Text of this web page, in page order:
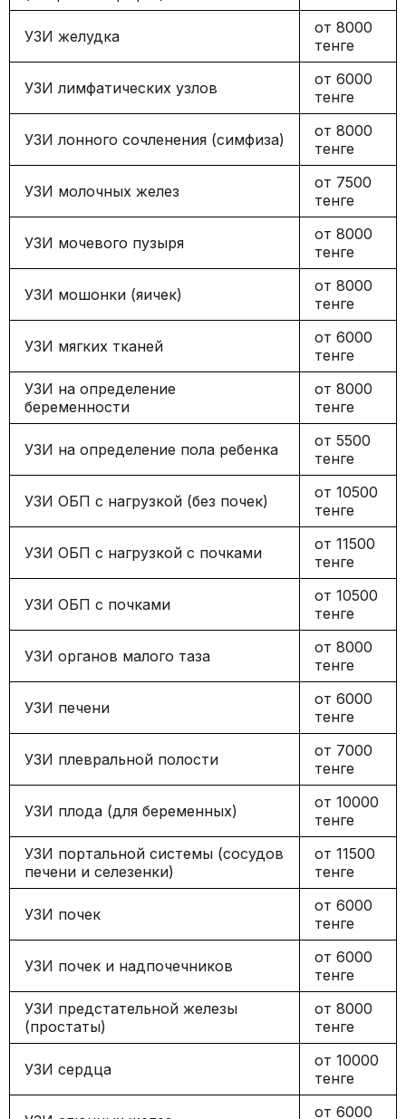
УЗИ желудка
от 8000
тенге
УЗИ лимфатических узлов
от 6000
тенге
УЗИ лонного сочленения (симфиза)
от 8000
тенге
УЗИ молочных желез
от 7500
тенге
УЗИ мочевого пузыря
от 8000
тенге
УЗИ мошонки (яичек)
от 8000
тенге
УЗИ мягких тканей
от 6000
тенге
УЗИ на определение
беременности
от 8000
тенге
УЗИ на определение пола ребенка
от 5500
тенге
УЗИ ОБП с нагрузкой (без почек)
от 10500
тенге
УЗИ ОБП с нагрузкой с почками
от 11500
тенге
УЗИ ОБП с почками
от 10500
тенге
УЗИ органов малого таза
от 8000
тенге
УЗИ печени
от 6000
тенге
УЗИ плевральной полости
от 7000
тенге
УЗИ плода (для беременных)
от 10000
тенге
УЗИ портальной системы (сосудов
печени и селезенки)
от 11500
тенге
УЗИ почек
от 6000
тенге
УЗИ почек и надпочечников
от 6000
тенге
УЗИ предстательной железы
(простаты)
от 8000
тенге
УЗИ сердца
от 10000
тенге
от 6000